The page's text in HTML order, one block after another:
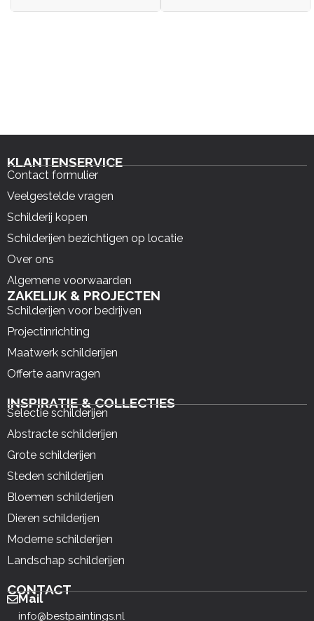
KLANTENSERVICE
Contact formulier
Veelgestelde vragen
Schilderij kopen
Schilderijen bezichtigen op locatie
Over ons
Algemene voorwaarden
ZAKELIJK & PROJECTEN
Schilderijen voor bedrijven
Projectinrichting
Maatwerk schilderijen
Offerte aanvragen
INSPIRATIE & COLLECTIES
Selectie schilderijen
Abstracte schilderijen
Grote schilderijen
Steden schilderijen
Bloemen schilderijen
Dieren schilderijen
Moderne schilderijen
Landschap schilderijen
CONTACT
Mail
info@bestpaintings.nl